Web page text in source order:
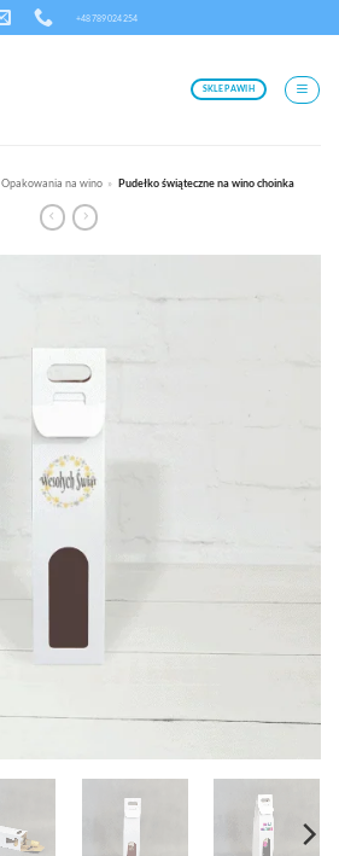
+48 789 024 254
SKLEP AWIH
Opakowania na wino » Pudełko świąteczne na wino choinka